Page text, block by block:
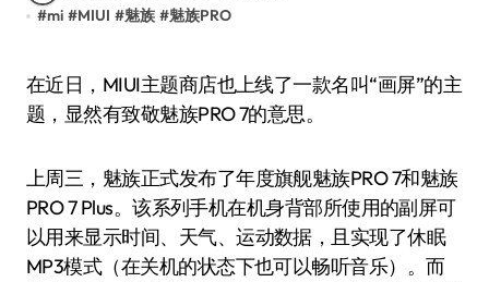
#mi #MIUI #魅族 #魅族PRO
在近日，MIUI主题商店也上线了一款名叫“画屏”的主
题，显然有致敬魅族PRO 7的意思。
上周三，魅族正式发布了年度旗舰魅族PRO 7和魅族
PRO 7 Plus。该系列手机在机身背部所使用的副屏可
以用来显示时间、天气、运动数据，且实现了休眠
MP3模式（在关机的状态下也可以畅听音乐）。而